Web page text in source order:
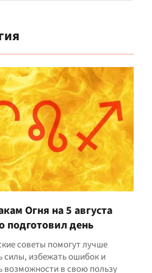
Огня на 5 августа
подготовил день
советы помогут лучше
силы, избежать ошибок и
возможности в свою пользу